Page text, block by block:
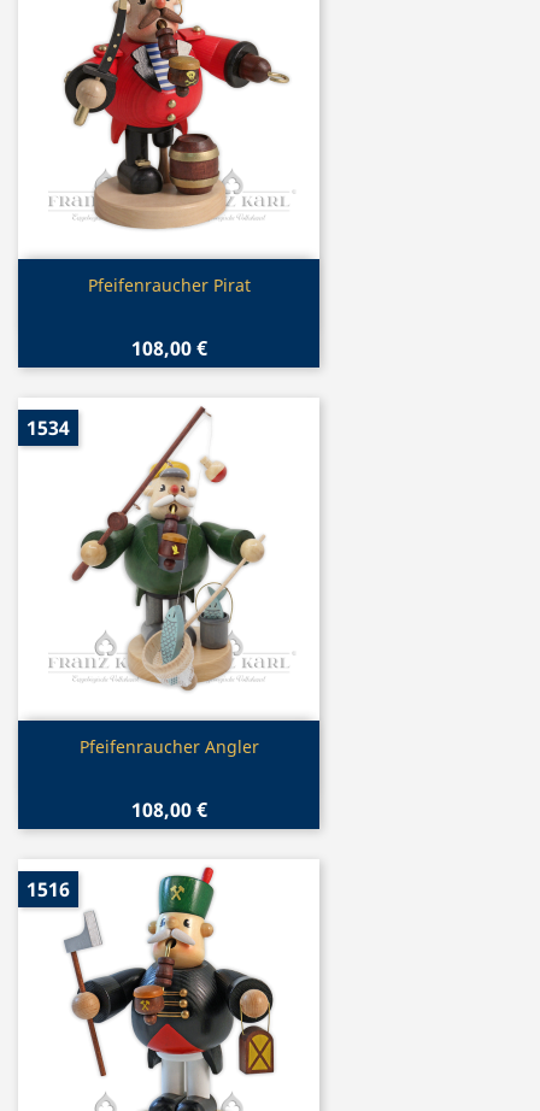
Vorschau
Pfeifenraucher Pirat
108,00 €
Vorschau
Pfeifenraucher Angler
108,00 €
1534
1516